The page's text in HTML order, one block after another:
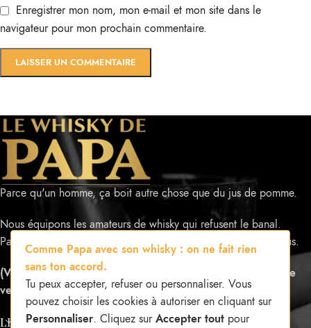
Enregistrer mon nom, mon e-mail et mon site dans le
navigateur pour mon prochain commentaire.
Parce qu'un homme, ça boit autre chose que du jus de pomme.
Nous équipons les amateurs de whisky qui refusent le banal.
Papa ne faisait jamais de compromis sur ses outils. Toi non plus.
(Vente d'accessoires de dégustation uniquement — Pas de
vente d'alcool)
LES SECRETS DE PAPA
Comme Papa avec son whisky : on ne fait rien
sans ton accord.
Tu peux accepter, refuser ou personnaliser. Vous
pouvez choisir les cookies à autoriser en cliquant sur
Personnaliser. Cliquez surAccepter tout pour